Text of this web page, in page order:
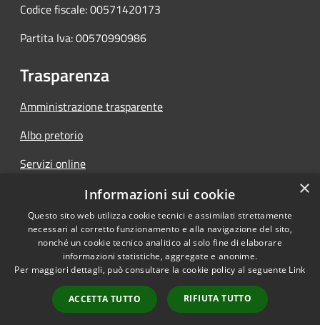
Codice fiscale: 00571420173
Partita Iva: 00570990986
Trasparenza
Amministrazione trasparente
Albo pretorio
Servizi online
Accessibilità
Copyright © 2026 • Comune di
Magasa • Powered by
Municipium•
Accesso
redazione
×
Informazioni sui cookie
Questo sito web utilizza cookie tecnici e assimilati strettamente
necessari al corretto funzionamento e alla navigazione del sito,
nonché un cookie tecnico analitico al solo fine di elaborare
informazioni statistiche, aggregate e anonime.
Per maggiori dettagli, può consultare la cookie policy al seguente Link
ACCETTA TUTTO RIFIUTA TUTTO